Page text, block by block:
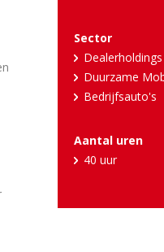
Sector
Dealerholdings
Duurzame
Bedrijfsauto's
Aantal uren
40 uur